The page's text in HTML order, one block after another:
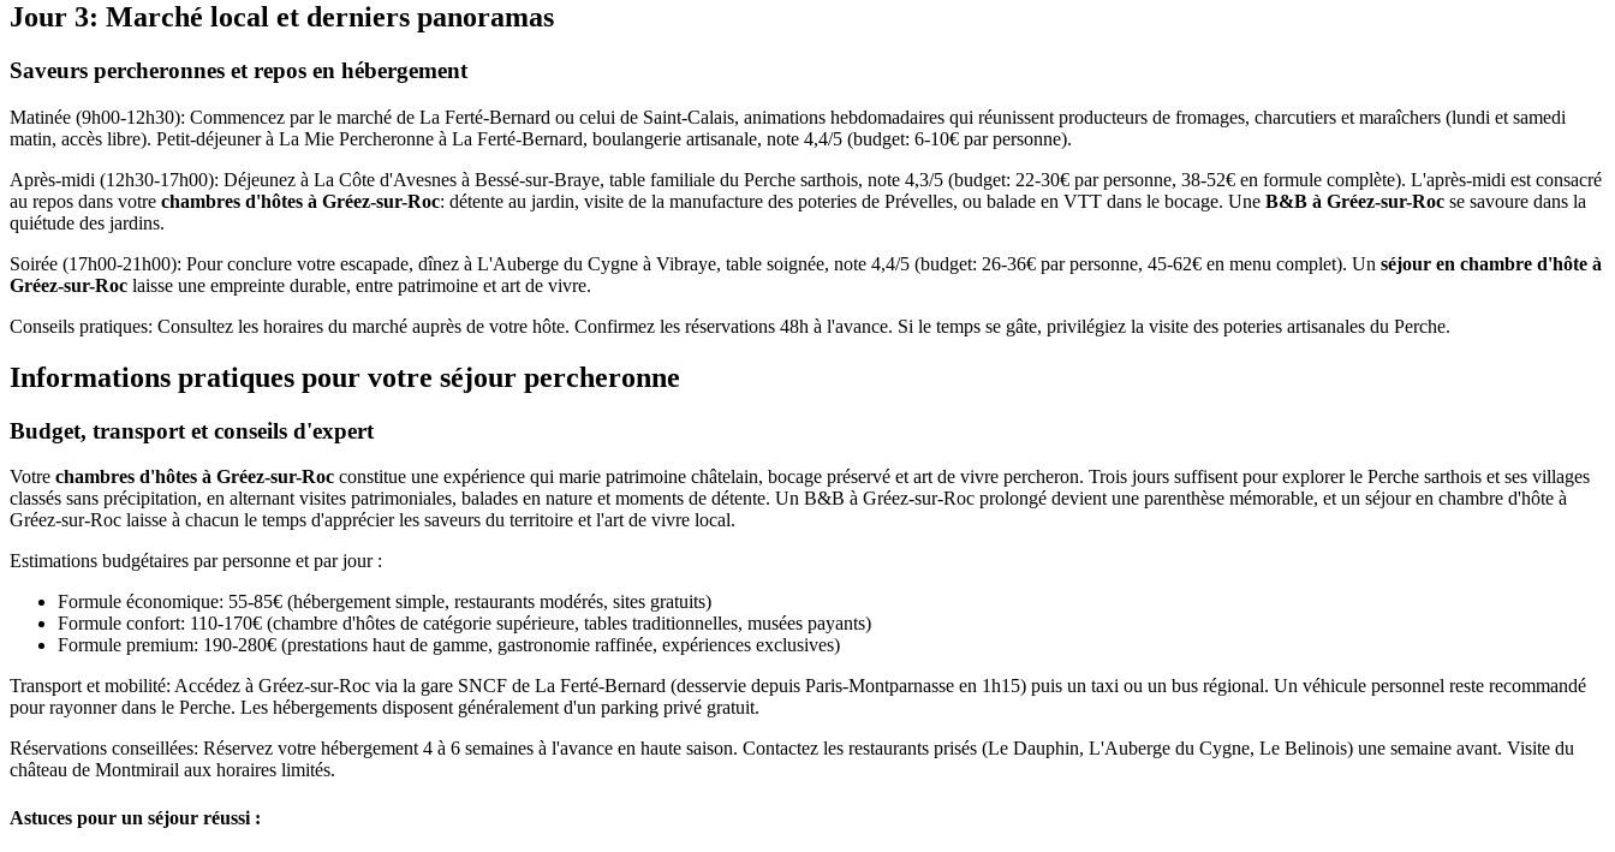
Jour 3: Marché local et derniers panoramas
Saveurs percheronnes et repos en hébergement
Matinée (9h00-12h30): Commencez par le marché de La Ferté-Bernard ou celui de Saint-Calais, animations hebdomadaires qui réunissent producteurs de fromages, charcutiers et maraîchers (lundi et samedi
matin, accès libre). Petit-déjeuner à La Mie Percheronne à La Ferté-Bernard, boulangerie artisanale, note 4,4/5 (budget: 6-10€ par personne).
Après-midi (12h30-17h00): Déjeunez à La Côte d'Avesnes à Bessé-sur-Braye, table familiale du Perche sarthois, note 4,3/5 (budget: 22-30€ par personne, 38-52€ en formule complète). L'après-midi est consacré
au repos dans votre chambres d'hôtes à Gréez-sur-Roc: détente au jardin, visite de la manufacture des poteries de Prévelles, ou balade en VTT dans le bocage. Une B&B à Gréez-sur-Roc se savoure dans la
quiétude des jardins.
Soirée (17h00-21h00): Pour conclure votre escapade, dînez à L'Auberge du Cygne à Vibraye, table soignée, note 4,4/5 (budget: 26-36€ par personne, 45-62€ en menu complet). Un séjour en chambre d'hôte à
Gréez-sur-Roc laisse une empreinte durable, entre patrimoine et art de vivre.
Conseils pratiques: Consultez les horaires du marché auprès de votre hôte. Confirmez les réservations 48h à l'avance. Si le temps se gâte, privilégiez la visite des poteries artisanales du Perche.
Informations pratiques pour votre séjour percheronne
Budget, transport et conseils d'expert
Votre chambres d'hôtes à Gréez-sur-Roc constitue une expérience qui marie patrimoine châtelain, bocage préservé et art de vivre percheron. Trois jours suffisent pour explorer le Perche sarthois et ses villages
classés sans précipitation, en alternant visites patrimoniales, balades en nature et moments de détente. Un B&B à Gréez-sur-Roc prolongé devient une parenthèse mémorable, et un séjour en chambre d'hôte à
Gréez-sur-Roc laisse à chacun le temps d'apprécier les saveurs du territoire et l'art de vivre local.
Estimations budgétaires par personne et par jour :
Formule économique: 55-85€ (hébergement simple, restaurants modérés, sites gratuits)
Formule confort: 110-170€ (chambre d'hôtes de catégorie supérieure, tables traditionnelles, musées payants)
Formule premium: 190-280€ (prestations haut de gamme, gastronomie raffinée, expériences exclusives)
Transport et mobilité: Accédez à Gréez-sur-Roc via la gare SNCF de La Ferté-Bernard (desservie depuis Paris-Montparnasse en 1h15) puis un taxi ou un bus régional. Un véhicule personnel reste recommandé
pour rayonner dans le Perche. Les hébergements disposent généralement d'un parking privé gratuit.
Réservations conseillées: Réservez votre hébergement 4 à 6 semaines à l'avance en haute saison. Contactez les restaurants prisés (Le Dauphin, L'Auberge du Cygne, Le Belinois) une semaine avant. Visite du
château de Montmirail aux horaires limités.
Astuces pour un séjour réussi :